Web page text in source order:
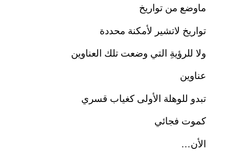
ماوضع من تواريخ
تواريخ لاتشير لأمكنة محددة
ولا للرؤيةِ التي وضعت تلك العناوين
عناوين
تبدو للوهلة الأولى كغياب قسري
كموت فجائي
الأن…